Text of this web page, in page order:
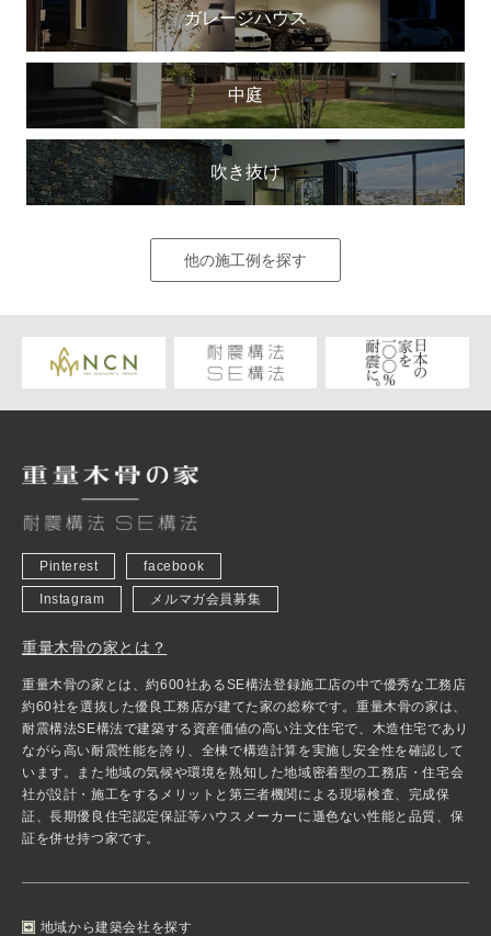
ガレージハウス
中庭
吹き抜け
他の施工例を探す
Pinterest facebook
Instagram メルマガ会員募集
重量木骨の家とは？
重量木骨の家とは、約600社あるSE構法登録施工店の中で優秀な工務店
約60社を選抜した優良工務店が建てた家の総称です。重量木骨の家は、
耐震構法SE構法で建築する資産価値の高い注文住宅で、木造住宅であり
ながら高い耐震性能を誇り、全棟で構造計算を実施し安全性を確認して
います。また地域の気候や環境を熟知した地域密着型の工務店・住宅会
社が設計・施工をするメリットと第三者機関による現場検査、完成保
証、長期優良住宅認定保証等ハウスメーカーに遜色ない性能と品質、保
証を併せ持つ家です。
地域から建築会社を探す